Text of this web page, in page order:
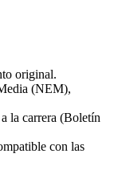
original.
(NEM),
la carrera (Boletín
con las